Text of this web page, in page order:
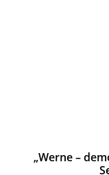
„Werne –